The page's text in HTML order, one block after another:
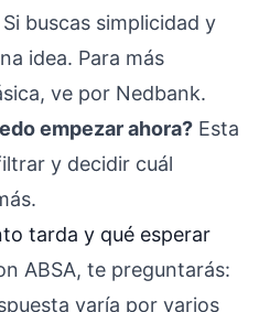
buscas simplicidad y
idea. Para más
ve por Nedbank.
empezar ahora? Esta
y decidir cuál
tarda y qué esperar
ABSA, te preguntarás:
varía por varios